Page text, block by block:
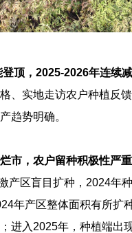
顶，2025‑2026年连续
、实地走访农户种植反
趋势明确。
市，农户留种积极性严
产区盲目扩种，2024年
年产区整体面积有所扩
进入2025年，种植端出